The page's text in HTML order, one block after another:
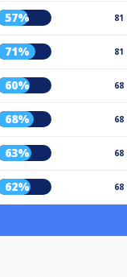
57% 81
71% 81
60% 68
68% 68
63% 68
62% 68